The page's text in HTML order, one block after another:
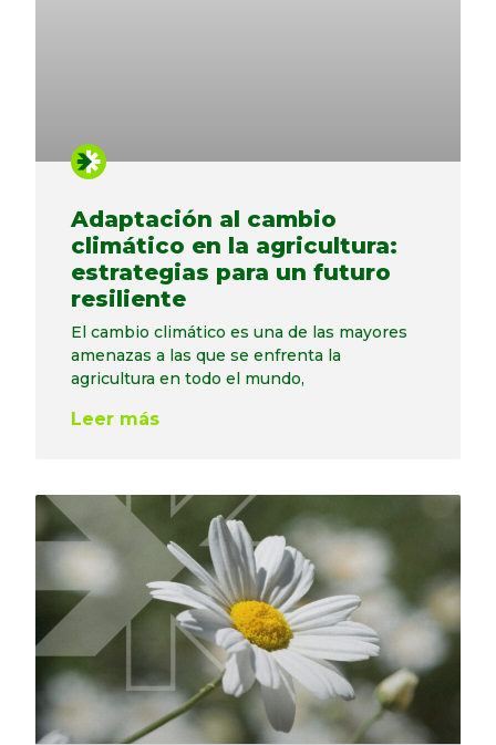
Adaptación al cambio
climático en la agricultura:
estrategias para un futuro
resiliente
El cambio climático es una de las mayores
amenazas a las que se enfrenta la
agricultura en todo el mundo,
Leer más